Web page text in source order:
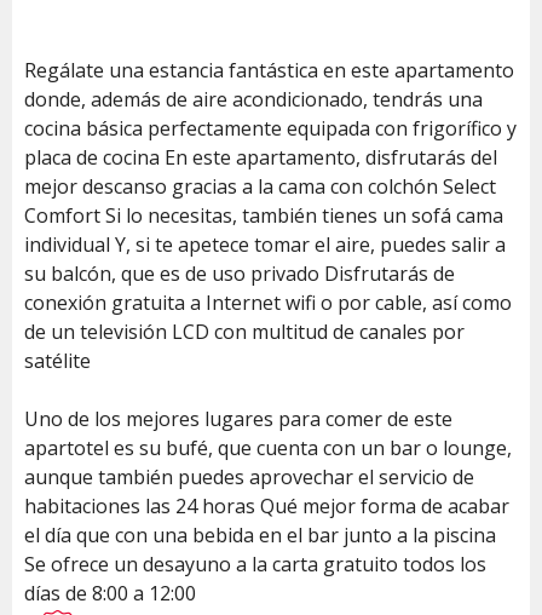
Regálate una estancia fantástica en este apartamento
donde, además de aire acondicionado, tendrás una
cocina básica perfectamente equipada con frigorífico y
placa de cocina En este apartamento, disfrutarás del
mejor descanso gracias a la cama con colchón Select
Comfort Si lo necesitas, también tienes un sofá cama
individual Y, si te apetece tomar el aire, puedes salir a
su balcón, que es de uso privado Disfrutarás de
conexión gratuita a Internet wifi o por cable, así como
de un televisión LCD con multitud de canales por
satélite
Uno de los mejores lugares para comer de este
apartotel es su bufé, que cuenta con un bar o lounge,
aunque también puedes aprovechar el servicio de
habitaciones las 24 horas Qué mejor forma de acabar
el día que con una bebida en el bar junto a la piscina
Se ofrece un desayuno a la carta gratuito todos los
días de 8:00 a 12:00